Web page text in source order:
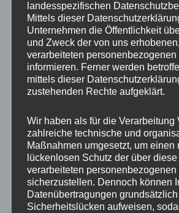
MP Mario Porten
Beratung
Training
Coaching
NEWS ABONNIEREN?
Your email:
landesspezifischen
Mittels dieser
Unternehmen die Öffentlichkeit
und Zweck der von uns
verarbeiteten personenbezogenen
informieren. Ferner werden
mittels dieser
zustehenden Rechte aufgeklärt.
Wir haben als für die Verarbeitung
zahlreiche technische und
Maßnahmen umgesetzt, um einen
lückenlosen Schutz der über
verarbeiteten personenbezogenen
sicherzustellen. Dennoch können
Datenübertragungen grundsätzlich
Sicherheitslücken aufweisen,